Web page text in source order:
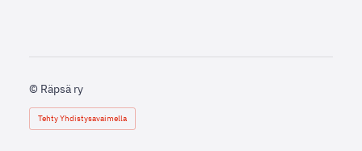
© Räpsä ry
Tehty Yhdistysavaimella